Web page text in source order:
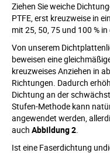
Ziehen Sie weiche
PTFE, erst kreuzweise in
mit 25, 50, 75 und 100 %
Von unserem
beweisen eine
kreuzweises Anziehen in
Richtungen. Dadurch
Dichtung an der
Stufen-Methode kann
angewendet werden,
auch Abbildung 2.
Ist eine Faserdichtung